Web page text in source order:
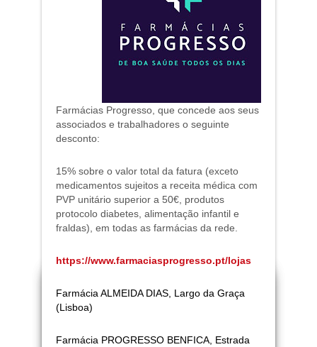
Farmácias Progresso, que concede aos seus
associados e trabalhadores o seguinte
desconto:
15% sobre o valor total da fatura (exceto
medicamentos sujeitos a receita médica com
PVP unitário superior a 50€, produtos
protocolo diabetes, alimentação infantil e
fraldas), em todas as farmácias da rede.
https://www.farmaciasprogresso.pt/lojas
Farmácia ALMEIDA DIAS, Largo da Graça
(Lisboa)
Farmácia PROGRESSO BENFICA, Estrada